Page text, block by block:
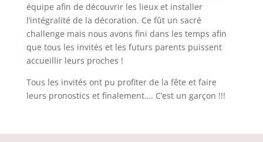
équipe afin de découvrir les lieux et installer
l’intégralité de la décoration. Ce fût un sacré
challenge mais nous avons fini dans les temps afin
que tous les invités et les futurs parents puissent
accueillir leurs proches !
Tous les invités ont pu profiter de la fête et faire
leurs pronostics et finalement…. C’est un garçon !!!